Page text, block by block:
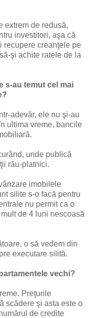
extrem de redusă,
investitori, aşa că
recupere creanţele pe
şi achite ratele de la
s-au temut cel mai
adevăr, ele nu şi-au
ultima vreme, bancile
unde publică
rău-platnici.
imobilele
silite s-o facă pentru
nu permit ca o
de 4 luni nescoasă
o să vedem din
executare silită.
vechi?
Preţurile
scădere şi asta este o
de credite